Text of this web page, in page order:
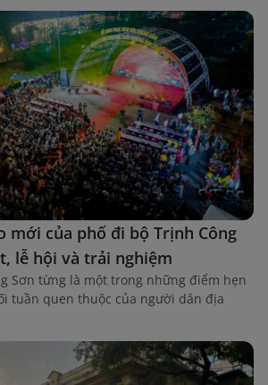
mới của phố đi bộ Trịnh Công
lễ hội và trải nghiệm
Sơn từng là một trong những điểm hẹn
tuần quen thuộc của người dân địa